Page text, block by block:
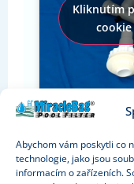
Abychom vám poskytli co
technologie, jako jsou
informacím o zařízeních.
Kliknutím
Snadné
je použití s